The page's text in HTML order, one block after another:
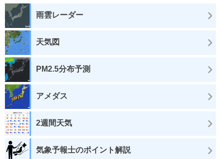
雨雲レーダー
天気図
PM2.5分布予測
アメダス
2週間天気
気象予報士のポイント解説